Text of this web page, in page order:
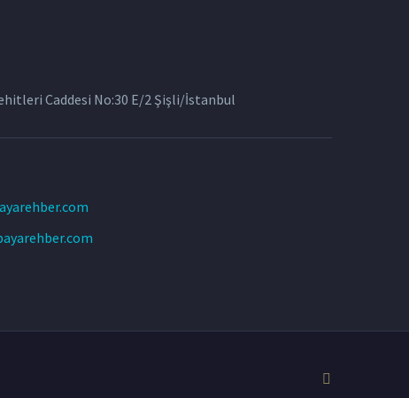
Caddesi No:30 E/2 Şişli/İstanbul